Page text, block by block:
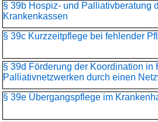
§ 39b Hospiz- und Palliativberatung
Krankenkassen
§ 39c Kurzzeitpflege bei fehlender
§ 39d Förderung der Koordination in
Palliativnetzwerken durch einen
§ 39e Übergangspflege im